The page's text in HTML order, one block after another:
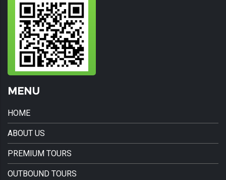
MENU
HOME
ABOUT US
PREMIUM TOURS
OUTBOUND TOURS